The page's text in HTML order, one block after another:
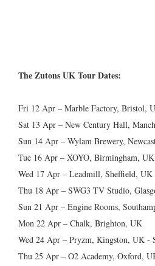
The Zutons UK Tour Dates:
Fri 12 Apr – Marble Factory, Bristol,
Sat 13 Apr – New Century Hall,
Sun 14 Apr – Wylam Brewery,
Tue 16 Apr – XOYO, Birmingham, UK
Wed 17 Apr – Leadmill, Sheffield, UK
Thu 18 Apr – SWG3 TV Studio,
Sun 21 Apr – Engine Rooms,
Mon 22 Apr – Chalk, Brighton, UK
Wed 24 Apr – Pryzm, Kingston, UK -
Thu 25 Apr – O2 Academy, Oxford,